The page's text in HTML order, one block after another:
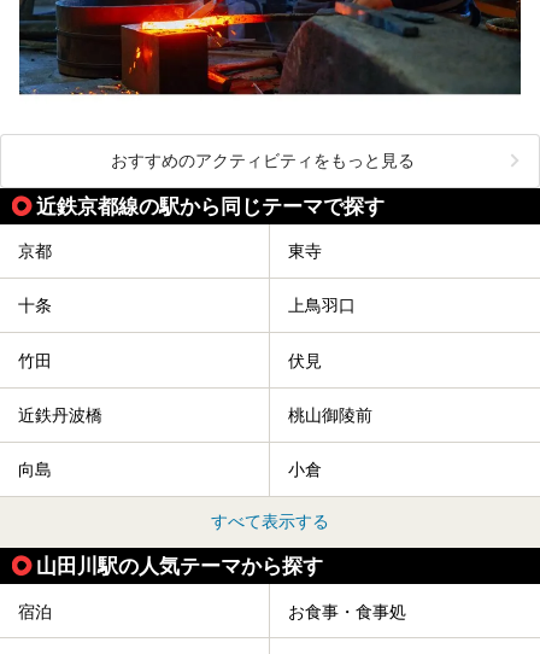
おすすめのアクティビティをもっと見る
近鉄京都線の駅から同じテーマで探す
京都 東寺
十条 上鳥羽口
竹田 伏見
近鉄丹波橋 桃山御陵前
向島 小倉
すべて表示する
山田川駅の人気テーマから探す
宿泊 お食事・食事処